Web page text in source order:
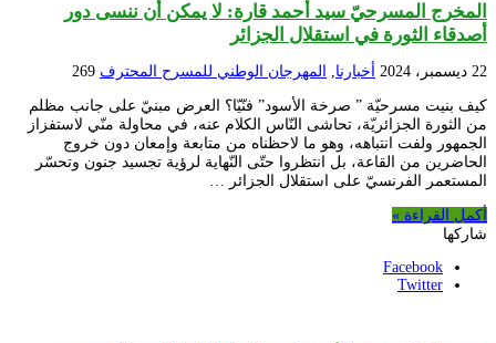
المخرج المسرحيّ سيد أحمد قارة: لا يمكن أن ننسى دور
أصدقاء الثورة في استقلال الجزائر
22 ديسمبر، 2024 أخبارنا, المهرجان الوطني للمسرح المحترف 269
كيف بنيت مسرحيّة ” صرخة الأسود” فنّيّا؟ العرض مبنيّ على جانب مظلم
من الثورة الجزائريّة، تحاشى النّاس الكلام عنه، في محاولة منّي لاستفزاز
الجمهور ولفت انتباهه، وهو ما لاحظناه من متابعة وإمعان دون خروج
الحاضرين من القاعة، بل انتظروا حتّى النّهاية لرؤية تجسيد جنون وتحسّر
المستعمر الفرنسيّ على استقلال الجزائر …
أكمل القراءة »
شاركها
Facebook
Twitter